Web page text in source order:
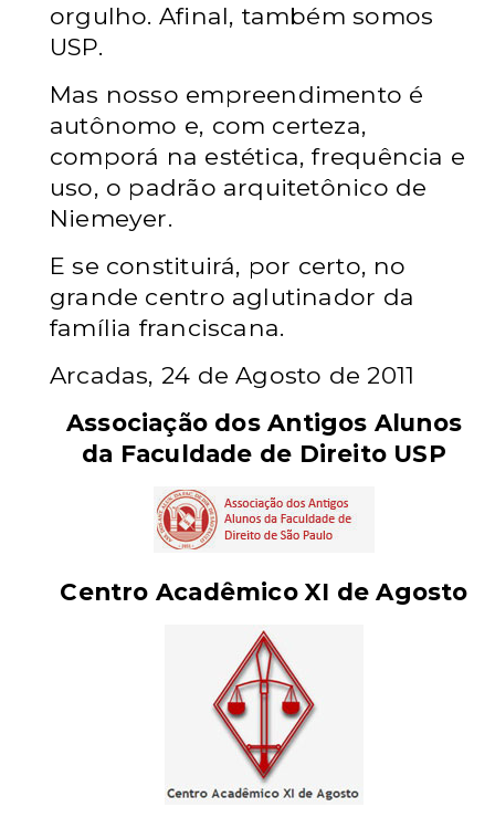
orgulho. Afinal, também somos
USP.
Mas nosso empreendimento é
autônomo e, com certeza,
comporá na estética, frequência e
uso, o padrão arquitetônico de
Niemeyer.
E se constituirá, por certo, no
grande centro aglutinador da
família franciscana.
Arcadas, 24 de Agosto de 2011
Associação dos Antigos Alunos
da Faculdade de Direito USP
Centro Acadêmico XI de Agosto